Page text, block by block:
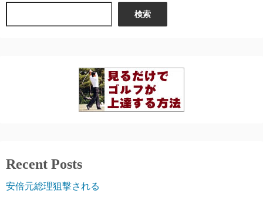
検索
Recent Posts
安倍元総理狙撃される